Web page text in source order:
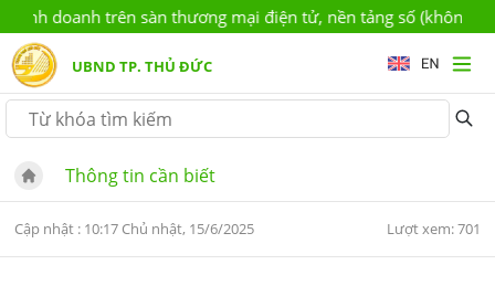
doanh trên sàn thương mại điện tử, nền tảng số (không có
UBND TP. THỦ ĐỨC
Thông tin cần biết
Cập nhật : 10:17 Chủ nhật, 15/6/2025 Lượt xem: 701